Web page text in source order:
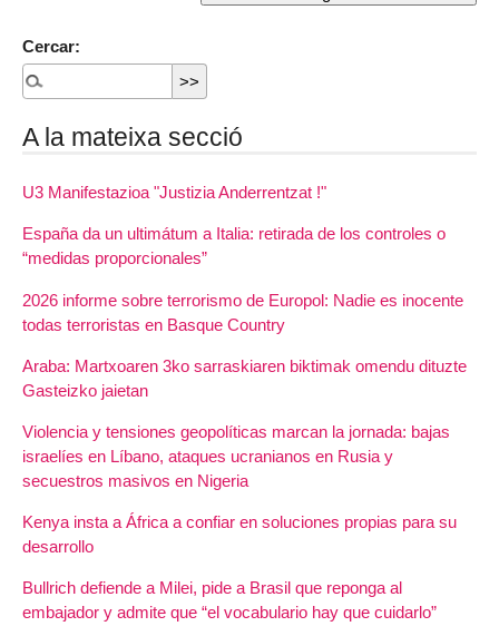
Cercar:
A la mateixa secció
U3 Manifestazioa "Justizia Anderrentzat !"
España da un ultimátum a Italia: retirada de los controles o
“medidas proporcionales”
2026 informe sobre terrorismo de Europol: Nadie es inocente
todas terroristas en Basque Country
Araba: Martxoaren 3ko sarraskiaren biktimak omendu dituzte
Gasteizko jaietan
Violencia y tensiones geopolíticas marcan la jornada: bajas
israelíes en Líbano, ataques ucranianos en Rusia y
secuestros masivos en Nigeria
Kenya insta a África a confiar en soluciones propias para su
desarrollo
Bullrich defiende a Milei, pide a Brasil que reponga al
embajador y admite que “el vocabulario hay que cuidarlo”